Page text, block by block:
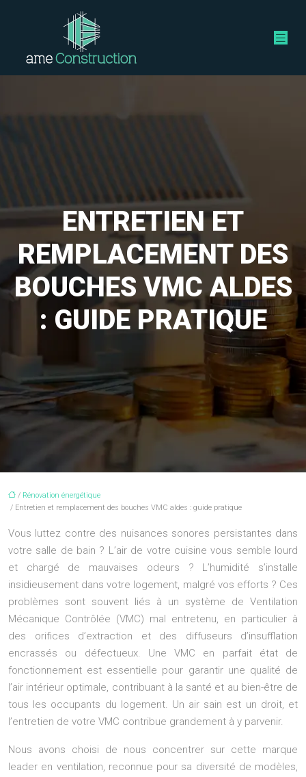
ENTRETIEN ET
REMPLACEMENT DES
BOUCHES VMC ALDES
: GUIDE PRATIQUE
/ Rénovation énergétique
/ Entretien et remplacement des bouches VMC aldes : guide pratique
Vous luttez contre des nuisances sonores persistantes dans
votre salle de bain ? L’air de votre cuisine vous semble lourd
et chargé de mauvaises odeurs ? L’humidité s’installe
insidieusement dans votre logement, malgré vos efforts ? Ces
problèmes sont souvent liés à un système de Ventilation
Mécanique Contrôlée (VMC) mal entretenu, en particulier à
des orifices d’extraction et des diffuseurs d’insufflation
encrassés ou défectueux. Une VMC en parfait état de
fonctionnement est essentielle pour garantir une qualité de
l’air intérieur optimale, contribuant à la santé et au bien-être de
tous les occupants du logement. Un air sain est un droit, et
l’entretien de votre VMC contribue grandement à y parvenir.
Nous avons choisi de nous concentrer sur cette marque
leader en ventilation, reconnue pour sa diversité de modèles,